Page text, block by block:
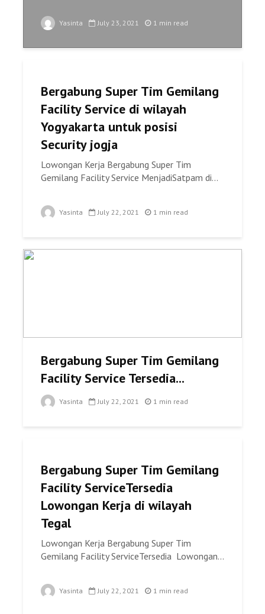
Yasinta July 23, 2021 1 min read
Bergabung Super Tim Gemilang
Facility Service di wilayah
Yogyakarta untuk posisi
Security jogja
Lowongan Kerja Bergabung Super Tim
Gemilang Facility Service MenjadiSatpam di...
Yasinta July 22, 2021 1 min read
Bergabung Super Tim Gemilang
Facility Service Tersedia...
Yasinta July 22, 2021 1 min read
Bergabung Super Tim Gemilang
Facility ServiceTersedia
Lowongan Kerja di wilayah
Tegal
Lowongan Kerja Bergabung Super Tim
Gemilang Facility ServiceTersedia Lowongan...
Yasinta July 22, 2021 1 min read